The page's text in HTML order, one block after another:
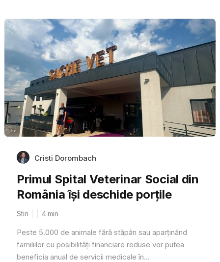
Cristi Dorombach
Primul Spital Veterinar Social din
România își deschide porțile
Stiri 4min
Peste 5.000 de animale fără stăpân sau aparținând
familiilor cu posibilități financiare reduse vor putea
beneficia anual de servicii medicale în...